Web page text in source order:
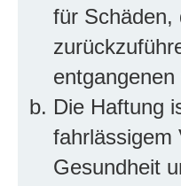
für Schäden,
entgangenen
Die Haftung
fahrlässigem
Gesundheit